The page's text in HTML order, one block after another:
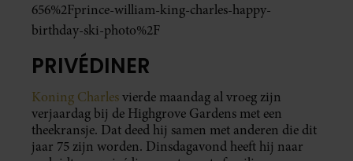
656%2Fprince-william-king-charles-happy-
birthday-ski-photo%2F
PRIVÉDINER
Koning Charlesvierde maandag al vroeg zijn
verjaardag bij de Highgrove Gardens met een
theekransje. Dat deed hij samen met anderen die dit
jaar 75 zijn worden. Dinsdagavond heeft hij naar